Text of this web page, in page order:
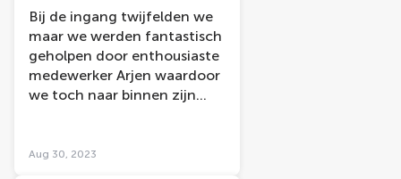
Bij de ingang twijfelden we
maar we werden fantastisch
geholpen door enthousiaste
medewerker Arjen waardoor
we toch naar binnen zijn
Aug 30, 2023